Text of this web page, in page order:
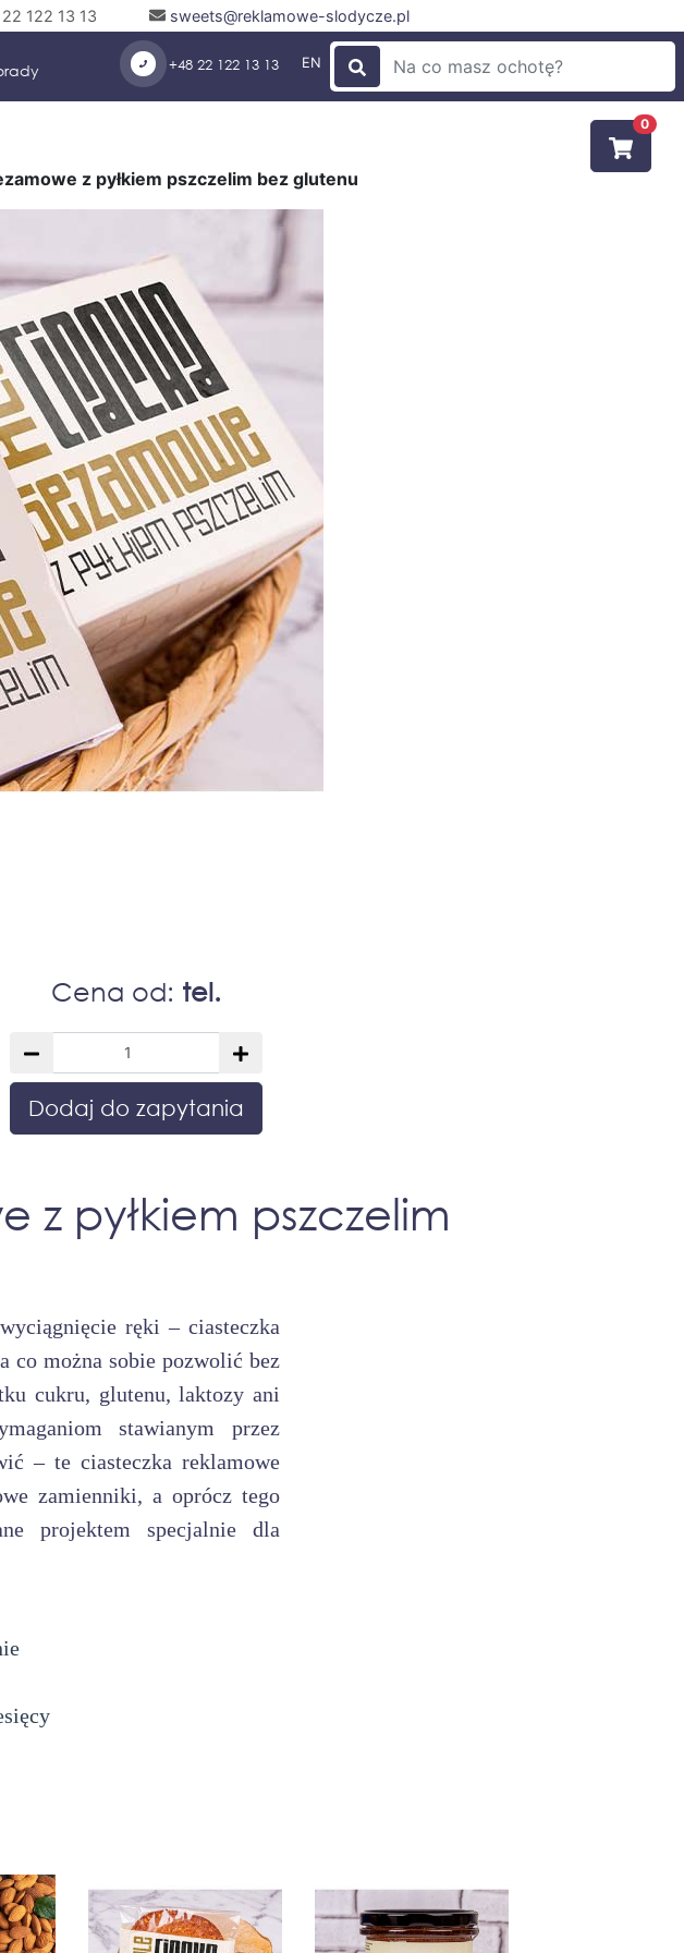
122 13 13 sweets@reklamowe-slodycze.pl
+48 22 122 13 13 EN
z pyłkiem pszczelim bez glutenu
Cena od: tel.
Dodaj do zapytania
z pyłkiem pszczelim
ręki – ciasteczka
co można sobie pozwolić bez
cukru, glutenu, laktozy ani
stawianym przez
– te ciasteczka reklamowe
zamienniki, a oprócz tego
projektem specjalnie dla
0